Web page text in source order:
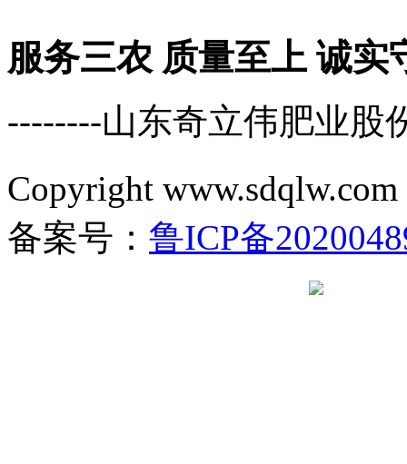
服务三农 质量至上 诚实
--------山东奇立伟肥业股
Copyright
备案号： 鲁ICP备